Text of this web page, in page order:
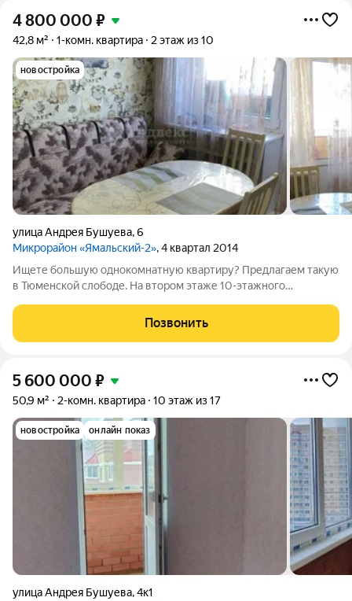
4 800 000 ₽
42,8 м² 1-комн. квартира 2 этаж из 10
новостройка
улица Андрея Бушуева,6
Микрорайон «Ямальский-2», 4 квартал 2014
Ищете большую однокомнатную квартиру? Предлагаем такую
в Тюменской слободе. На втором этаже 10-этажного
на площадке. Большой лифт ходит с нулевого этажа. Чистый
подъезд, тихие соседи. Квартира
Позвонить
5 600 000 ₽
50,9 м² 2-комн. квартира 10 этаж из 17
новостройка онлайн показ
улица Андрея Бушуева,4к1